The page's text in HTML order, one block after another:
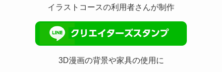
イラストコースの利用者さんが制作
3D漫画の背景や家具の使用に